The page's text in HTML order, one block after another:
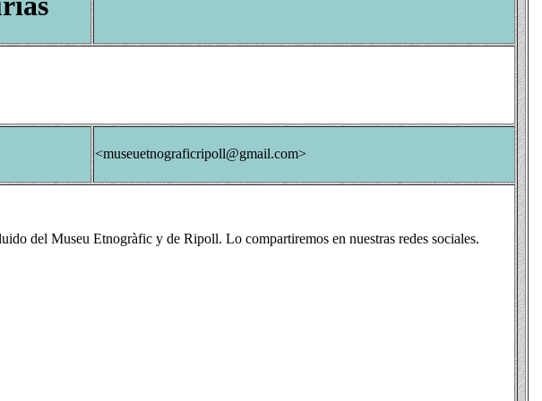
<museuetnograficripoll@gmail.com>
del Museu Etnogràfic y de Ripoll. Lo compartiremos en nuestras redes sociales.